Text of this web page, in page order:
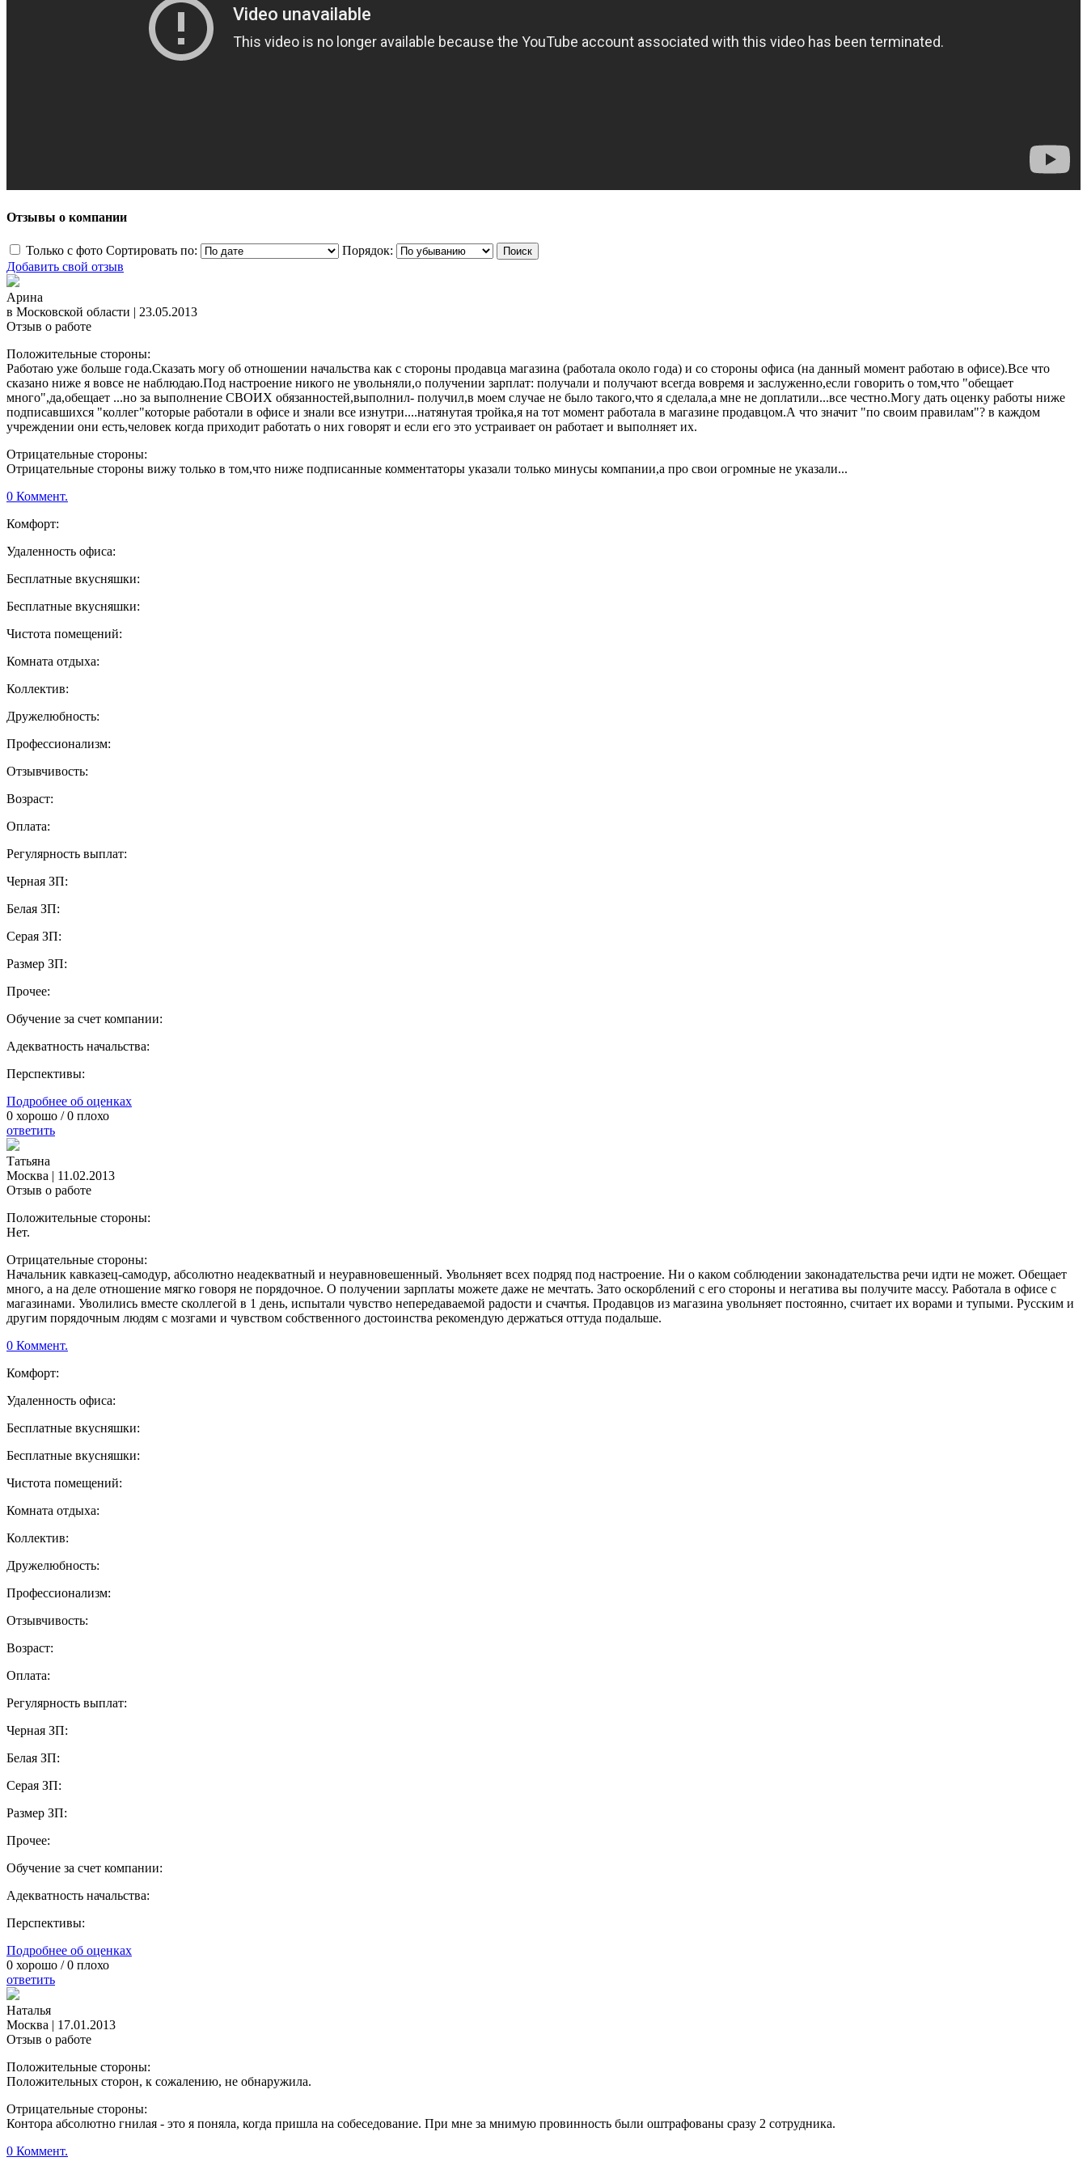
Отзывы о компании
Только с фото Сортировать по:
Порядок:
Добавить свой отзыв
Арина
в Московской области | 23.05.2013
Отзыв о работе
Положительные стороны:
Работаю уже больше года.Сказать могу об отношении начальства как с стороны продавца магазина (работала около года) и со стороны офиса (на данный момент работаю в офисе).Все что
сказано ниже я вовсе не наблюдаю.Под настроение никого не увольняли,о получении зарплат: получали и получают всегда вовремя и заслуженно,если говорить о том,что "обещает
много",да,обещает ...но за выполнение СВОИХ обязанностей,выполнил- получил,в моем случае не было такого,что я сделала,а мне не доплатили...все честно.Могу дать оценку работы ниже
подписавшихся "коллег"которые работали в офисе и знали все изнутри....натянутая тройка,я на тот момент работала в магазине продавцом.А что значит "по своим правилам"? в каждом
учреждении они есть,человек когда приходит работать о них говорят и если его это устраивает он работает и выполняет их.
Отрицательные стороны:
Отрицательные стороны вижу только в том,что ниже подписанные комментаторы указали только минусы компании,а про свои огромные не указали...
0 Коммент.
Комфорт:
Удаленность офиса:
Бесплатные вкусняшки:
Бесплатные вкусняшки:
Чистота помещений:
Комната отдыха:
Коллектив:
Дружелюбность:
Профессионализм:
Отзывчивость:
Возраст:
Оплата:
Регулярность выплат:
Черная ЗП:
Белая ЗП:
Серая ЗП:
Размер ЗП:
Прочее:
Обучение за счет компании:
Адекватность начальства:
Перспективы:
Подробнее об оценках
0 хорошо /0 плохо
ответить
Татьяна
Москва | 11.02.2013
Отзыв о работе
Положительные стороны:
Нет.
Отрицательные стороны:
Начальник кавказец-самодур, абсолютно неадекватный и неуравновешенный. Увольняет всех подряд под настроение. Ни о каком соблюдении законадательства речи идти не может. Обещает
много, а на деле отношение мягко говоря не порядочное. О получении зарплаты можете даже не мечтать. Зато оскорблений с его стороны и негатива вы получите массу. Работала в офисе с
магазинами. Уволились вместе сколлегой в 1 день, испытали чувство непередаваемой радости и счачтья. Продавцов из магазина увольняет постоянно, считает их ворами и тупыми. Русским и
другим порядочным людям с мозгами и чувством собственного достоинства рекомендую держаться оттуда подальше.
0 Коммент.
Комфорт:
Удаленность офиса:
Бесплатные вкусняшки:
Бесплатные вкусняшки:
Чистота помещений:
Комната отдыха:
Коллектив:
Дружелюбность:
Профессионализм:
Отзывчивость:
Возраст:
Оплата:
Регулярность выплат:
Черная ЗП:
Белая ЗП:
Серая ЗП:
Размер ЗП:
Прочее:
Обучение за счет компании:
Адекватность начальства:
Перспективы:
Подробнее об оценках
0 хорошо /0 плохо
ответить
Наталья
Москва | 17.01.2013
Отзыв о работе
Положительные стороны:
Положительных сторон, к сожалению, не обнаружила.
Отрицательные стороны:
Контора абсолютно гнилая - это я поняла, когда пришла на собеседование. При мне за мнимую провинность были оштрафованы сразу 2 сотрудника.
0 Коммент.